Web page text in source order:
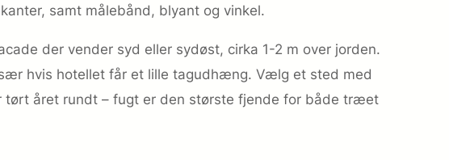
samt målebånd, blyant og vinkel.
der vender syd eller sydøst, cirka 1-2 m over jorden.
hvis hotellet får et lille tagudhæng. Vælg et sted med
året rundt – fugt er den største fjende for både træet